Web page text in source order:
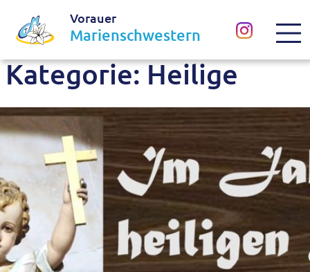
Vorauer
Marienschwestern
Kategorie:Heilige